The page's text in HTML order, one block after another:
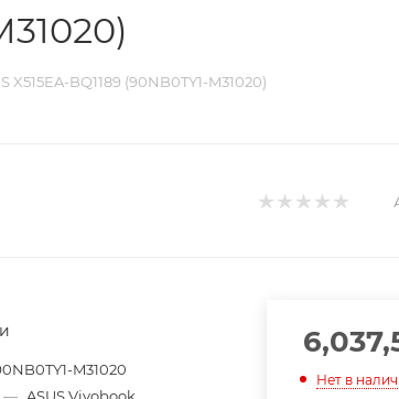
X515EA-BQ1189 (90NB0TY1-M31020)
M31020
Нет в